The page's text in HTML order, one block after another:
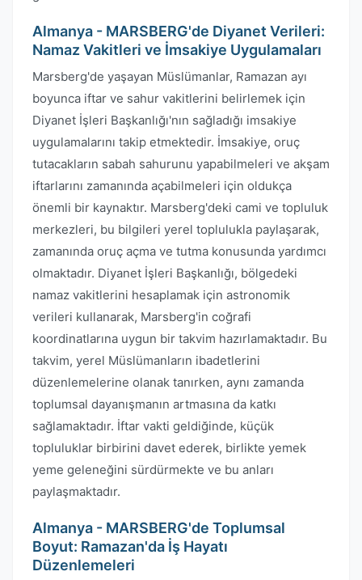
Almanya - MARSBERG'de Diyanet Verileri:
Namaz Vakitleri ve İmsakiye Uygulamaları
Marsberg'de yaşayan Müslümanlar, Ramazan ayı
boyunca iftar ve sahur vakitlerini belirlemek için
Diyanet İşleri Başkanlığı'nın sağladığı imsakiye
uygulamalarını takip etmektedir. İmsakiye, oruç
tutacakların sabah sahurunu yapabilmeleri ve akşam
iftarlarını zamanında açabilmeleri için oldukça
önemli bir kaynaktır. Marsberg'deki cami ve topluluk
merkezleri, bu bilgileri yerel toplulukla paylaşarak,
zamanında oruç açma ve tutma konusunda yardımcı
olmaktadır. Diyanet İşleri Başkanlığı, bölgedeki
namaz vakitlerini hesaplamak için astronomik
verileri kullanarak, Marsberg'in coğrafi
koordinatlarına uygun bir takvim hazırlamaktadır. Bu
takvim, yerel Müslümanların ibadetlerini
düzenlemelerine olanak tanırken, aynı zamanda
toplumsal dayanışmanın artmasına da katkı
sağlamaktadır. İftar vakti geldiğinde, küçük
topluluklar birbirini davet ederek, birlikte yemek
yeme geleneğini sürdürmekte ve bu anları
paylaşmaktadır.
Almanya - MARSBERG'de Toplumsal
Boyut: Ramazan'da İş Hayatı
Düzenlemeleri